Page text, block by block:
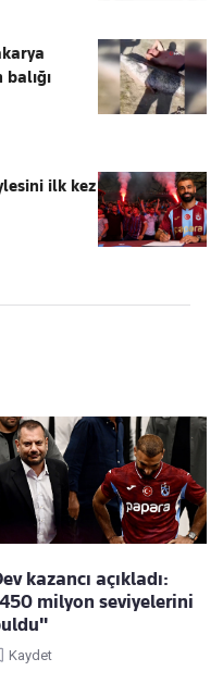
ilk kez
kazancı açıkladı:
milyon seviyelerini
Kaydet